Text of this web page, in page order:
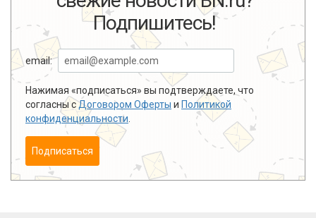
Подпишитесь!
email:
Нажимая «подписаться» вы подтверждаете, что
согласны сДоговором Оферты и Политикой
конфиденциальности
Подписаться